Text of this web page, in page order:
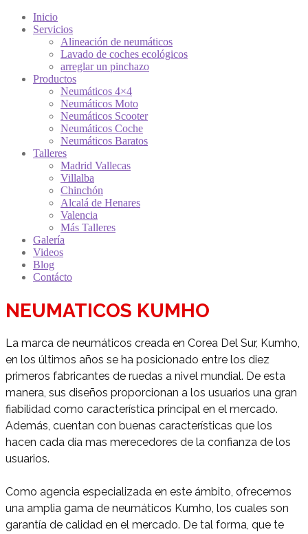
Inicio
Servicios
Alineación de neumáticos
Lavado de coches ecológicos
arreglar un pinchazo
Productos
Neumáticos 4×4
Neumáticos Moto
Neumáticos Scooter
Neumáticos Coche
Neumáticos Baratos
Talleres
Madrid Vallecas
Villalba
Chinchón
Alcalá de Henares
Valencia
Más Talleres
Galería
Videos
Blog
Contácto
NEUMATICOS KUMHO
La marca de neumáticos creada en Corea Del Sur, Kumho,
en los últimos años se ha posicionado entre los diez
primeros fabricantes de ruedas a nivel mundial. De esta
manera, sus diseños proporcionan a los usuarios una gran
fiabilidad como característica principal en el mercado.
Además, cuentan con buenas características que los
hacen cada día mas merecedores de la confianza de los
usuarios.
Como agencia especializada en este ámbito, ofrecemos
una amplia gama de neumáticos Kumho, los cuales son
garantía de calidad en el mercado. De tal forma, que te